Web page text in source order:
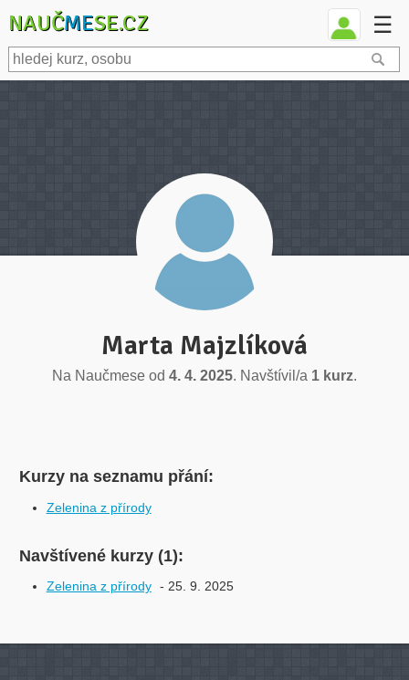
NAUČMESE.CZ ☰
Marta Majzlíková
Na Naučmese od 4. 4. 2025. Navštívil/a 1 kurz.
Kurzy na seznamu přání:
Zelenina z přírody
Navštívené kurzy (1):
Zelenina z přírody - 25. 9. 2025